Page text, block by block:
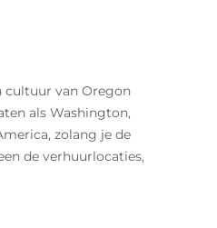
cultuur van Oregon
als Washington,
zolang je de
de verhuurlocaties,